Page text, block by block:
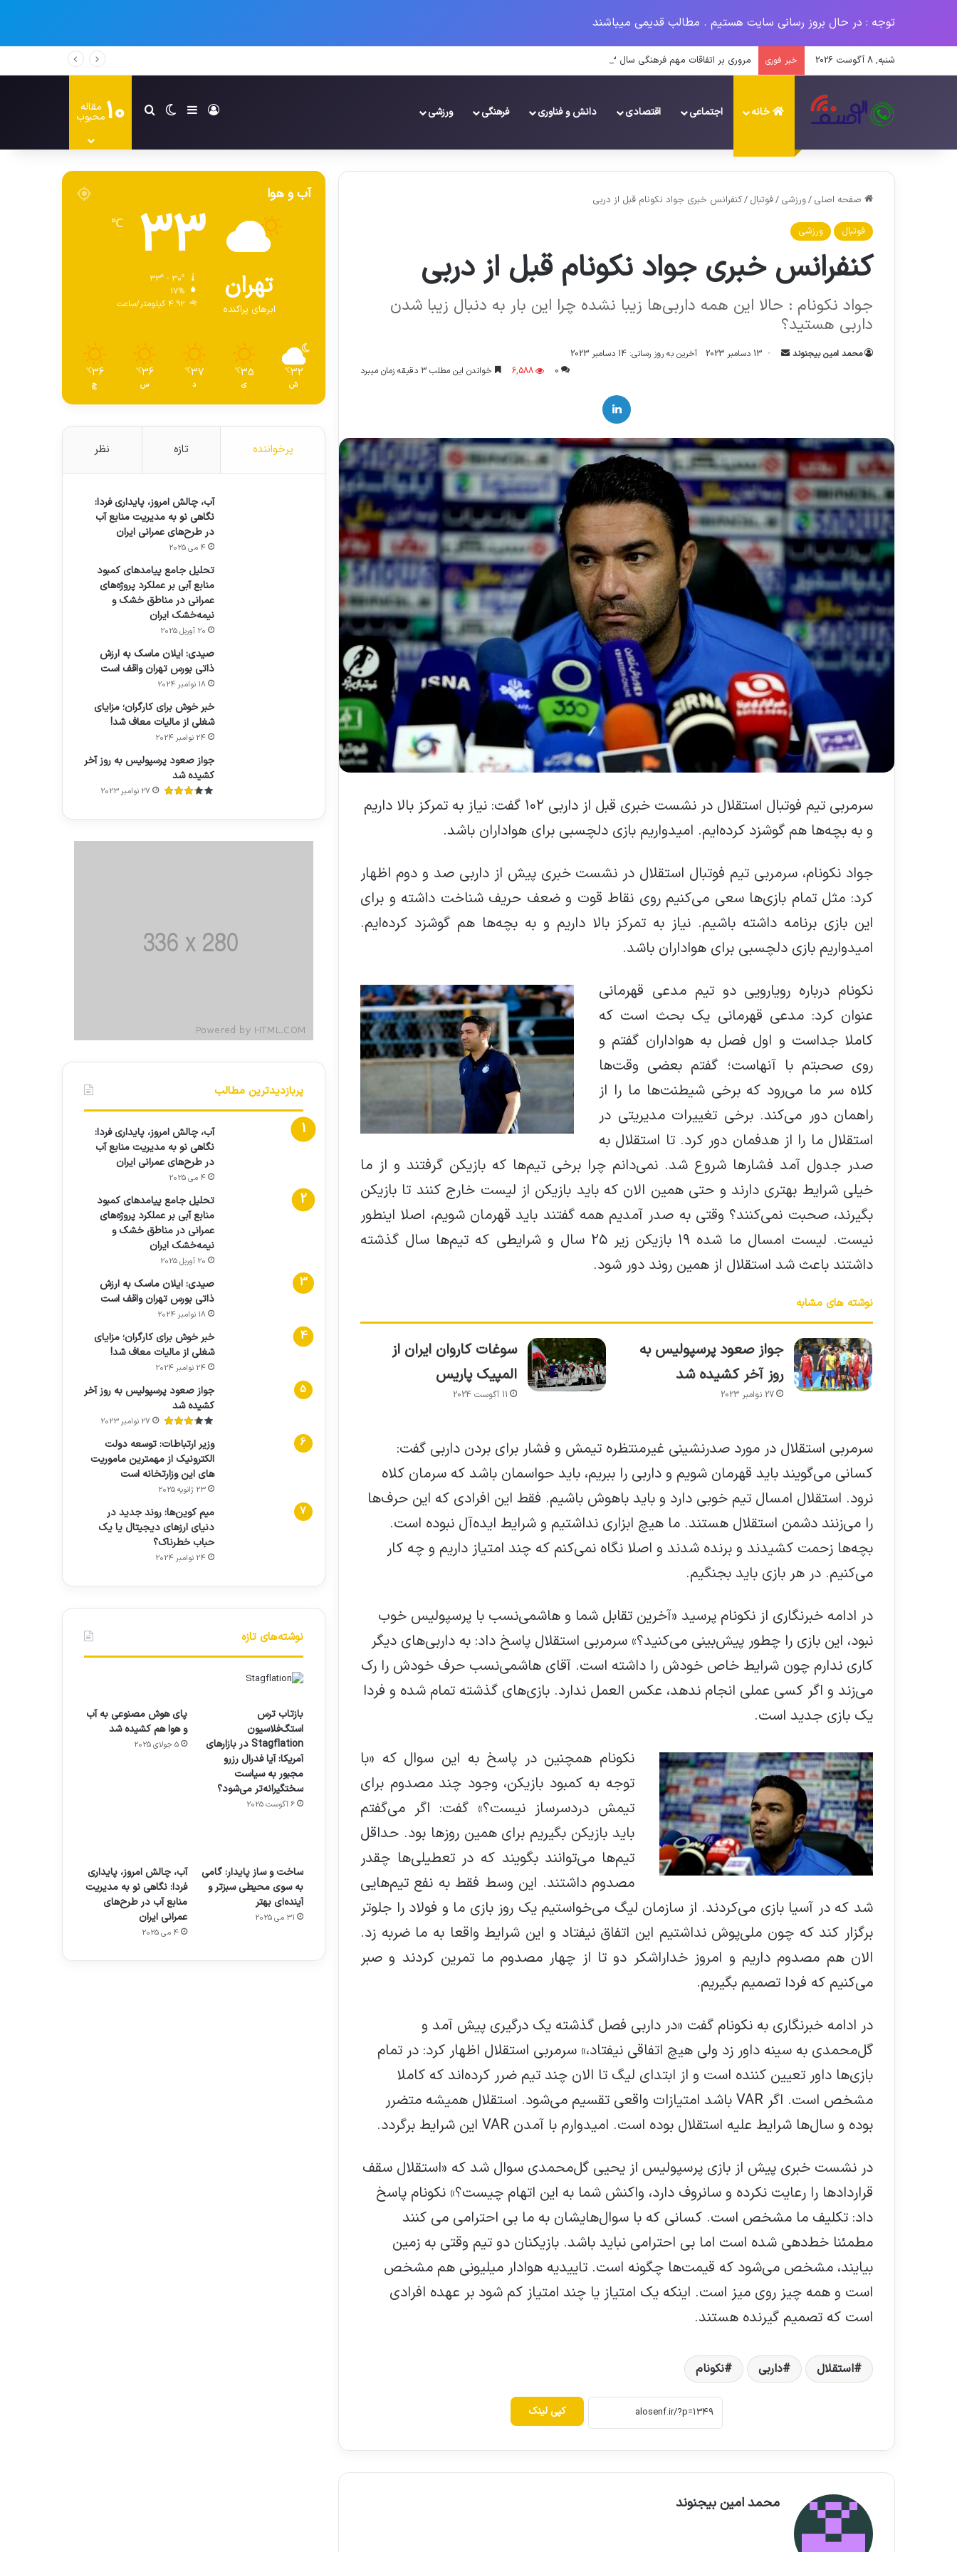
توجه : در حال بروز رسانی سایت هستیم . مطالب قدیمی میباشند
شنبه, 8 آگوست 2026 خبر فوری مروری بر اتفاقات مهم فرهنگی سال ۱۴۰۳
خانه اجتماعی اقتصادی دانش و فناوری فرهنگی ورزشی ورودسایدبارتغییر پوسته
جستجو برای
10 مقاله
محبوب
صفحه اصلی /ورزشی /فوتبال /کنفرانس خبری جواد نکونام قبل از دربی
فوتبال ورزشی
کنفرانس خبری جواد نکونام قبل از دربی
جواد نکونام : حالا این همه داربی‌ها زیبا نشده چرا این بار به دنبال زیبا شدن
داربی هستید؟
محمد امین بیجنوند
ارسال 13 دسامبر 2023
آخرین به روز رسانی: 14 دسامبر 2023
0
6,588 خواندن این مطلب 3 دقیقه زمان میبرد
سرمربی تیم فوتبال استقلال در نشست خبری قبل از داربی ۱۰۲ گفت: نیاز به تمرکز بالا داریم
و به بچه‌ها هم گوشزد کرده‌ایم. امیدواریم بازی دلچسبی برای هواداران باشد.
جواد نکونام، سرمربی تیم فوتبال استقلال در نشست خبری پیش از داربی صد و دوم اظهار
کرد: مثل تمام بازی‌ها سعی می‌کنیم روی نقاط قوت و ضعف حریف شناخت داشته و برای
این بازی برنامه داشته باشیم. نیاز به تمرکز بالا داریم و به بچه‌ها هم گوشزد کرده‌ایم.
امیدواریم بازی دلچسبی برای هواداران باشد.
نکونام درباره رویارویی دو تیم مدعی قهرمانی
عنوان کرد: مدعی قهرمانی یک بحث است که
کاملا جداست و اول فصل به هواداران گفتم و
روی صحبتم با آنهاست؛ گفتم بعضی وقت‌ها
کلاه سر ما می‌رود که برخی شیطنت‌ها ما را از
راهمان دور می‌کند. برخی تغییرات مدیریتی در
استقلال ما را از هدفمان دور کرد. تا استقلال به
صدر جدول آمد فشارها شروع شد. نمی‌دانم چرا برخی تیم‌ها که بازیکن گرفتند و از ما
خیلی شرایط بهتری دارند و حتی همین الان که باید بازیکن از لیست خارج کنند تا بازیکن
بگیرند، صحبت نمی‌کنند؟ وقتی به صدر آمدیم همه گفتند باید قهرمان شویم، اصلا اینطور
نیست. لیست امسال ما شده ۱۹ بازیکن زیر ۲۵ سال و شرایطی که تیم‌ها سال گذشته
داشتند باعث شد استقلال از همین روند دور شود.
نوشته های مشابه
جواز صعود پرسپولیس به
روز آخر کشیده شد
27 نوامبر 2023
سوغات کاروان ایران از
المپیک پاریس
11 آگوست 2024
سرمربی استقلال در مورد صدرنشینی غیرمنتظره تیمش و فشار برای بردن داربی گفت:
کسانی می‌گویند باید قهرمان شویم و داربی را ببریم، باید حواسمان باشد که سرمان کلاه
نرود. استقلال امسال تیم خوبی دارد و باید باهوش باشیم. فقط این افرادی که این حرف‌ها
را می‌زنند دشمن استقلال هستند. ما هیچ ابزاری نداشتیم و شرایط ایده‌آل نبوده است.
بچه‌ها زحمت کشیدند و برنده شدند و اصلا نگاه نمی‌کنم که چند امتیاز داریم و چه کار
می‌کنیم. در هر بازی باید بجنگیم.
در ادامه خبرنگاری از نکونام پرسید «آخرین تقابل شما و هاشمی‌نسب با پرسپولیس خوب
نبود، این بازی را چطور پیش‌بینی می‌کنید؟» سرمربی استقلال پاسخ داد: به داربی‌های دیگر
کاری ندارم چون شرایط خاص خودش را داشته است. آقای هاشمی‌نسب حرف خودش را رک
می‌زند و اگر کسی عملی انجام ندهد، عکس العمل ندارد. بازی‌های گذشته تمام شده و فردا
یک بازی جدید است.
نکونام همچنین در پاسخ به این سوال که «با
توجه به کمبود بازیکن، وجود چند مصدوم برای
تیمش دردسرساز نیست؟» گفت: اگر می‌گفتم
باید بازیکن بگیریم برای همین روزها بود. حداقل
تیم‌ها می‌توانند بگویند که در تعطیلی‌ها چقدر
مصدوم داشتند. این وسط فقط به نفع تیم‌هایی
شد که در آسیا بازی می‌کردند. از سازمان لیگ می‌خواستیم یک روز بازی ما و فولاد را جلوتر
برگزار کند که چون ملی‌پوش نداشتیم این اتفاق نیفتاد و این شرایط واقعا به ما ضربه زد.
الان هم مصدوم داریم و امروز خداراشکر دو تا از چهار مصدوم ما تمرین کردند و صبر
می‌کنیم که فردا تصمیم بگیریم.
در ادامه خبرنگاری به نکونام گفت «در داربی فصل گذشته یک درگیری پیش آمد و
گل‌محمدی به سینه داور زد ولی هیچ اتفاقی نیفتاد،» سرمربی استقلال اظهار کرد: در تمام
بازی‌ها داور تعیین کننده است و از ابتدای لیگ تا الان چند تیم ضرر کرده‌اند که کاملا
مشخص است. اگر VAR باشد امتیازات واقعی تقسیم می‌شود. استقلال همیشه متضرر
بوده و سال‌ها شرایط علیه استقلال بوده است. امیدوارم با آمدن VAR این شرایط برگردد.
در نشست خبری پیش از بازی پرسپولیس از یحیی گل‌محمدی سوال شد که «استقلال سقف
قراردادها را رعایت نکرده و سانروف دارد، واکنش شما به این اتهام چیست؟» نکونام پاسخ
داد: تکلیف ما مشخص است. کسانی که با سوال‌هایشان به ما بی احترامی می کنند
مطمئنا خط‌دهی شده است اما بی احترامی نباید باشد. بازیکنان دو تیم وقتی به زمین
بیایند، مشخص می‌شود که قیمت‌ها چگونه است. تاییدیه هوادار میلیونی هم مشخص
است و همه چیز روی میز است. اینکه یک امتیاز یا چند امتیاز کم شود بر عهده افرادی
است که تصمیم گیرنده هستند.
استقلال داربی نکونام
کپی لینک
محمد امین بیجنوند
آب و هوا
تهران
ابرهای پراکنده
33
℃
17%
4.92 کیلومتر/ساعت
32
℃
ش
35
℃
ی
37
℃
د
36
℃
س
36
℃
چ
پرخواننده تازه نظر
آب، چالش امروز، پایداری فردا:
نگاهی نو به مدیریت منابع آب
در طرح‌های عمرانی ایران
4 می 2025
تحلیل جامع پیامدهای کمبود
منابع آبی بر عملکرد پروژه‌های
عمرانی در مناطق خشک و
نیمه‌خشک ایران
20 آوریل 2025
صیدی: ایلان ماسک به ارزش
ذاتی بورس تهران واقف است
18 نوامبر 2024
خبر خوش برای کارگران؛ مزایای
شغلی از مالیات معاف شد!
24 نوامبر 2024
جواز صعود پرسپولیس به روز آخر
کشیده شد
27 نوامبر 2023
پربازدیدترین مطالب
آب، چالش امروز، پایداری فردا:
نگاهی نو به مدیریت منابع آب
در طرح‌های عمرانی ایران
4 می 2025
تحلیل جامع پیامدهای کمبود
منابع آبی بر عملکرد پروژه‌های
عمرانی در مناطق خشک و
نیمه‌خشک ایران
20 آوریل 2025
صیدی: ایلان ماسک به ارزش
ذاتی بورس تهران واقف است
18 نوامبر 2024
خبر خوش برای کارگران؛ مزایای
شغلی از مالیات معاف شد!
24 نوامبر 2024
جواز صعود پرسپولیس به روز آخر
کشیده شد
27 نوامبر 2023
وزیر ارتباطات: توسعه دولت
الکترونیک از مهمترین ماموریت
های این وزارتخانه است
23 ژانویه 2025
میم کوین‌ها: روند جدید در
دنیای ارزهای دیجیتال یا یک
حباب خطرناک؟
24 نوامبر 2024
نوشته‌های تازه
بازتاب ترس
استگ‌فلاسیون
Stagflation در بازارهای
آمریکا: آیا فدرال رزرو
مجبور به سیاست
سختگیرانه‌تر می‌شود؟
6 آگوست 2025
پای هوش مصنوعی به آب
و هوا هم کشیده شد
5 جولای 2025
ساخت و ساز پایدار: گامی
به سوی محیطی سبزتر و
آینده‌ای بهتر
31 می 2025
آب، چالش امروز، پایداری
فردا: نگاهی نو به مدیریت
منابع آب در طرح‌های
عمرانی ایران
4 می 2025